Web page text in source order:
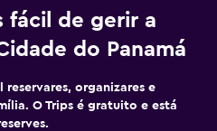
fácil de gerir a
do Panamá
reservares, organizares e
O Trips é gratuito e está